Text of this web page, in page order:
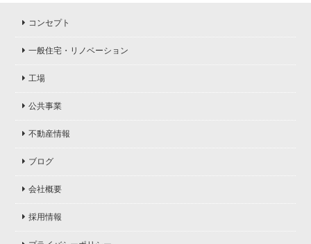
コンセプト
一般住宅・リノベーション
工場
公共事業
不動産情報
ブログ
会社概要
採用情報